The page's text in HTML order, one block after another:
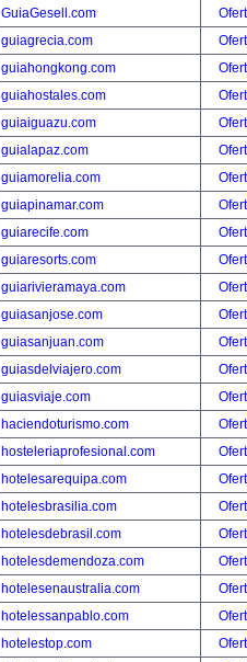
GuiaGesell.com
guiagrecia.com
guiahongkong.com
guiahostales.com
guiaiguazu.com
guialapaz.com
guiamorelia.com
guiapinamar.com
guiarecife.com
guiaresorts.com
guiarivieramaya.com
guiasanjose.com
guiasanjuan.com
guiasdelviajero.com
guiasviaje.com
haciendoturismo.com
hosteleriaprofesional.com
hotelesarequipa.com
hotelesbrasilia.com
hotelesdebrasil.com
hotelesdemendoza.com
hotelesenaustralia.com
hotelessanpablo.com
hotelestop.com